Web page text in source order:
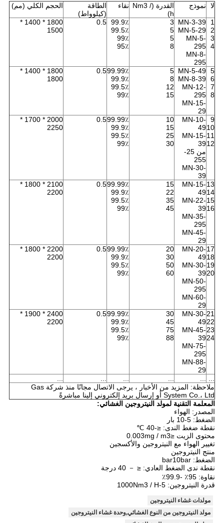
لا
نموذج
القدرة (Nm3 /
h)
نقاء
الطاقة
(كيلوواط)
الحجم الكلي (مم)
1
2
3
4
MN-3-39
MN-5-29
MN-5-
295
MN-8-
295
3
5
5
8
99.9٪
99.5٪
99٪
95٪
0.5
1800 * 1400 *
1500
5
6
7
8
MN-5-49
MN-8-39
MN-12-
295
MN-15-
29
5
8
12
15
99.99٪
99.9٪
99.5٪
99٪
0.5
1800 * 1400 *
1800
9
10
11
12
MN-10-
49
MN-15-
39
من 25-
255
MN-30-
39
10
15
25
30
99.99٪
99.9٪
99.5٪
99٪
0.5
2000 * 1700 *
2250
13
14
15
16
MN-15-
49
MN-22-
39
MN-35-
295
MN-45-
29
15
22
35
45
99.99٪
99.9٪
99.5٪
99٪
0.5
2100 * 1800 *
2200
17
18
19
20
MN-20-
49
MN-30-
39
MN-50-
295
MN-60-
29
20
30
50
60
99.99٪
99.9٪
99.5٪
99٪
0.5
2200 * 1800 *
2200
21
22
23
24
MN-30-
49
MN-45-
39
MN-75-
295
MN-88-
29
30
45
75
88
99.99٪
99.9٪
99.5٪
99٪
0.5
2400 * 1900 *
2200
...
...
...
...
...
...
ملاحظة: المزيد من الأخبار ، يرجى الاتصال مجانًا منذ شركة Gas
System Co.، Ltd أو إرسال بريد إلكتروني إلينا مباشرةً
المعلمة التقنية لمولد النيتروجين الغشائي:
المصدر: الهواء
الضغط: 5-10 بار
نقطة ضغط الندى: ≤-40 ℃
محتوى الزيت ≤0.003mg / m3
تغيير الهواء مع النيتروجين والأكسجين
منتج النيتروجين
الضغط: bar10bar
نقطة ندى الضغط العادي: ≤ － 40 درجة
نقاوة: 95٪ -99.9٪
قدرة النيتروجين: 5-1000Nm3 / H
مولدات غشاء النيتروجين
مولد النيتروجين من النوع الغشائي,وحدة غشاء النيتروجين